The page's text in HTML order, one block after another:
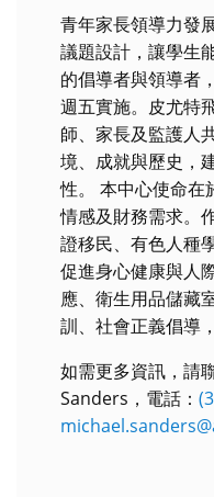
青年家長領導力發
議題設計，讓學生
的倡導者與領導者
週五實施。皮尤特
師、家長及監護人
境、成就與歷史，
性。 本中心使命在
情感及財務需求。
證移民、有色人種
促進身心健康與人
應、衛生用品儲藏
訓、社會正義倡導
如需更多資訊，請
Sanders，電話：